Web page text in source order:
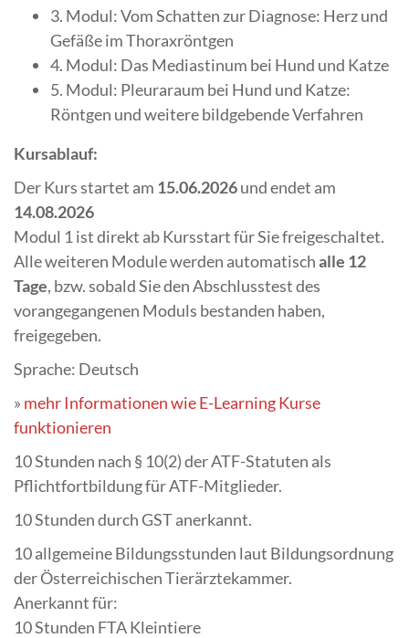
3. Modul: Vom Schatten zur Diagnose: Herz und
Gefäße im Thoraxröntgen
4. Modul: Das Mediastinum bei Hund und Katze
5. Modul: Pleuraraum bei Hund und Katze:
Röntgen und weitere bildgebende Verfahren
Kursablauf:
Der Kurs startet am 15.06.2026und endet am
14.08.2026
Modul 1 ist direkt ab Kursstart für Sie freigeschaltet.
Alle weiteren Module werden automatischalle 12
Tage, bzw. sobald Sie den Abschlusstest des
vorangegangenen Moduls bestanden haben,
freigegeben.
Sprache: Deutsch
» mehr Informationen wie E-Learning Kurse
funktionieren
10 Stunden nach § 10(2) der ATF-Statuten als
Pflichtfortbildung für ATF-Mitglieder.
10 Stunden durch GST anerkannt.
10 allgemeine Bildungsstunden laut Bildungsordnung
der Österreichischen Tierärztekammer.
Anerkannt für:
10 Stunden FTA Kleintiere